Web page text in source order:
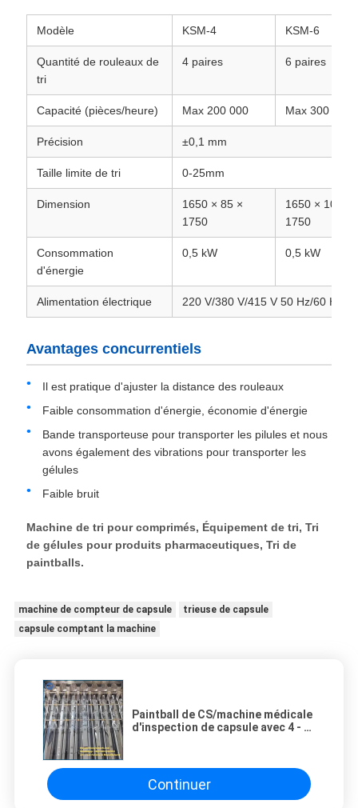
Modèle KSM-4 KSM-6
Quantité de rouleaux de
tri
4 paires 6 paires
Capacité (pièces/heure) Max 200 000 Max 300 000
Précision ±0,1 mm
Taille limite de tri 0-25mm
Dimension
1650 × 85 ×
1750
1650 × 1000 ×
1750
Consommation
d'énergie
0,5 kW 0,5 kW
Alimentation électrique 220 V/380 V/415 V 50 Hz/60 Hz
Avantages concurrentiels
Il est pratique d'ajuster la distance des rouleaux
Faible consommation d'énergie, économie d'énergie
Bande transporteuse pour transporter les pilules et nous
avons également des vibrations pour transporter les
gélules
Faible bruit
Machine de tri pour comprimés, Équipement de tri, Tri
de gélules pour produits pharmaceutiques, Tri de
paintballs.
machine de compteur de capsule
trieuse de capsule
capsule comptant la machine
Paintball de CS/machine médicale
d'inspection de capsule avec 4 - 8
Continuer